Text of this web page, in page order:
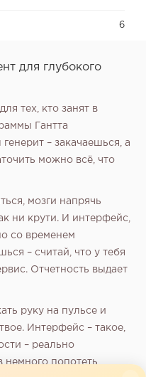
6
для глубокого
тех‚ кто занят в
Гантта
– закачаешься‚ а
можно всё‚ что
мозги напрячь
ни крути. И интерфейс‚
со временем
– считай‚ что у тебя
Отчетность выдает
руку на пульсе и
Интерфейс – такое‚
– реально
немного попотеть‚